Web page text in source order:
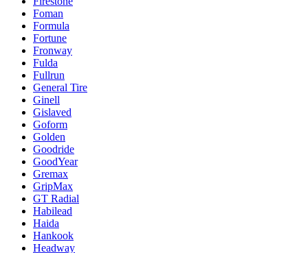
Foman
Formula
Fortune
Fronway
Fulda
Fullrun
General Tire
Ginell
Gislaved
Goform
Golden
Goodride
GoodYear
Gremax
GripMax
GT Radial
Habilead
Haida
Hankook
Headway